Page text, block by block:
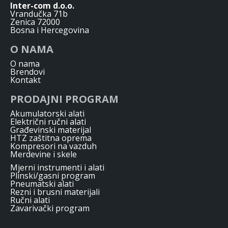
Inter-com d.o.o.
Vrandučka 71b
Zenica 72000
Bosna i Hercegovina
O NAMA
O nama
Brendovi
Kontakt
PRODAJNI PROGRAM
Akumulatorski alati
Električni ručni alati
Građevinski materijal
HTZ zaštitna oprema
Kompresori na vazduh
Merdevine i skele
Mjerni instrumenti i alati
Plinski/gasni program
Pneumatski alati
Rezni i brusni materijali
Ručni alati
Zavarivački program